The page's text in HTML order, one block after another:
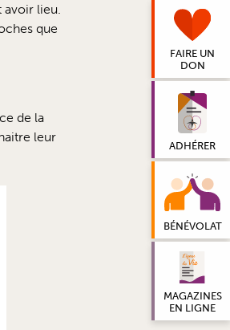
FAIRE UN
DON
ADHÉRER
BÉNÉVOLAT
MAGAZINES
EN LIGNE
lieu.
que
de la
leur